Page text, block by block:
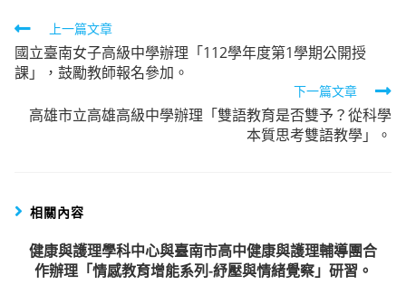
Read
more
articles
上一篇文章
國立臺南女子高級中學辦理「112學年度第1學期公開授
課」，鼓勵教師報名參加。
下一篇文章
高雄市立高雄高級中學辦理「雙語教育是否雙予？從科學
本質思考雙語教學」。
相關內容
健康與護理學科中心與臺南市高中健康與護理輔導團合
作辦理「情感教育增能系列-紓壓與情緒覺察」研習。